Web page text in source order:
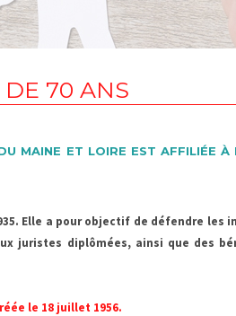
du
documents
La banque
Les achats sur internet
70 ANS
MAINE ET LOIRE EST AFFILIÉE
Elle a pour objectif de défendre les
juristes diplômées, ainsi que des
le 18 juillet 1956.